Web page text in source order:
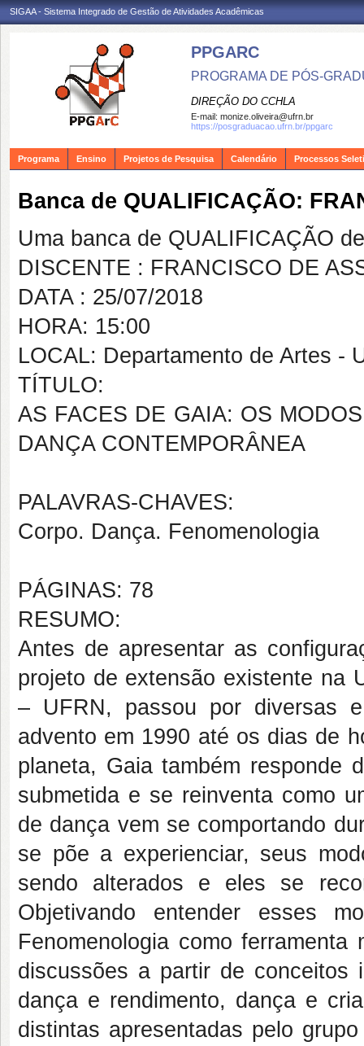
SIGAA - Sistema Integrado de Gestão de Atividades Acadêmicas
PPGARC
PROGRAMA DE PÓS-
DIREÇÃO DO CCHLA
E-mail: monize.oliveira@ufrn.br
https://posgraduacao.ufrn.br/ppgarc
Programa Ensino Projetos de Pesquisa Calendário Processos
Banca de QUALIFICAÇÃO:
Uma banca de QUALIFICAÇÃO
DISCENTE : FRANCISCO DE
DATA : 25/07/2018
HORA: 15:00
LOCAL: Departamento de Artes -
TÍTULO:
AS FACES DE GAIA: OS
DANÇA CONTEMPORÂNEA
PALAVRAS-CHAVES:
Corpo. Dança. Fenomenologia
PÁGINAS: 78
RESUMO:
Antes de apresentar as
projeto de extensão existente na
– UFRN, passou por diversas
advento em 1990 até os dias de
planeta, Gaia também responde
submetida e se reinventa como
de dança vem se comportando
se põe a experienciar, seus
sendo alterados e eles se
Objetivando entender esses
Fenomenologia como
discussões a partir de conceitos
dança e rendimento, dança e
distintas apresentadas pelo